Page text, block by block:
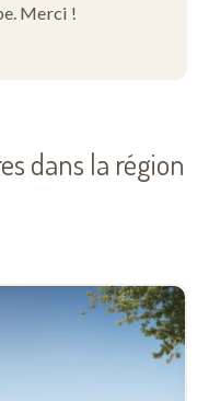
Merci !
dans la région